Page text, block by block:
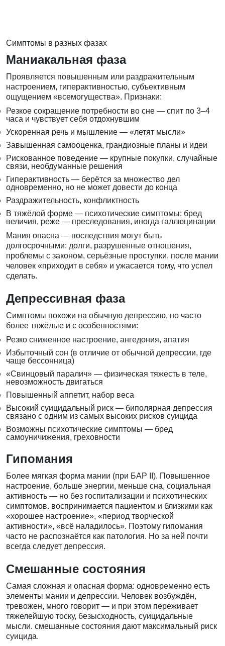
Симптомы в разных фазах
Маниакальная фаза
Проявляется повышенным или раздражительным
настроением, гиперактивностью, субъективным
ощущением «всемогущества». Признаки:
Резкое сокращение потребности во сне — спит по 3–4
часа и чувствует себя отдохнувшим
Ускоренная речь и мышление — «летят мысли»
Завышенная самооценка, грандиозные планы и идеи
Рискованное поведение — крупные покупки, случайные
связи, необдуманные решения
Гиперактивность — берётся за множество дел
одновременно, но не может довести до конца
Раздражительность, конфликтность
В тяжёлой форме — психотические симптомы: бред
величия, реже — преследования, иногда галлюцинации
Мания опасна — последствия могут быть
долгосрочными: долги, разрушенные отношения,
проблемы с законом, серьёзные проступки. после мании
человек «приходит в себя» и ужасается тому, что успел
сделать.
Депрессивная фаза
Симптомы похожи на обычную депрессию, но часто
более тяжёлые и с особенностями:
Резко сниженное настроение, ангедония, апатия
Избыточный сон (в отличие от обычной депрессии, где
чаще бессонница)
«Свинцовый паралич» — физическая тяжесть в теле,
невозможность двигаться
Повышенный аппетит, набор веса
Высокий суицидальный риск — биполярная депрессия
связано с одним из самых высоких рисков суицида
Возможны психотические симптомы — бред
самоуничижения, греховности
Гипомания
Более мягкая форма мании (при БАР II). Повышенное
настроение, больше энергии, меньше сна, социальная
активность — но без госпитализации и психотических
симптомов. воспринимается пациентом и близкими как
«хорошее настроение», «период творческой
активности», «всё наладилось». Поэтому гипомания
часто не распознаётся как патология. Но за ней почти
всегда следует депрессия.
Смешанные состояния
Самая сложная и опасная форма: одновременно есть
элементы мании и депрессии. Человек возбуждён,
тревожен, много говорит — и при этом переживает
тяжелейшую тоску, безысходность, суицидальные
мысли. смешанные состояния дают максимальный риск
суицида.